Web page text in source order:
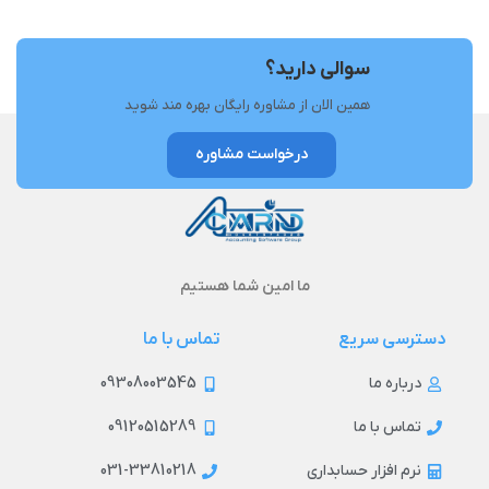
سوالی دارید؟
همین الان از مشاوره رایگان بهره مند شوید
درخواست مشاوره
ما امین شما هستیم
دسترسی سریع
درباره ما
تماس با ما
نرم افزار حسابداری
تماس با ما
09308003545
09120515289
031-33810218